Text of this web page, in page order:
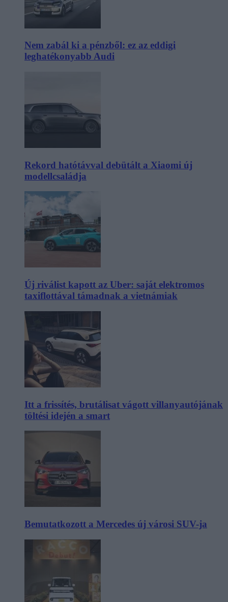
Nem zabál ki a pénzből: ez az eddigi
leghatékonyabb Audi
Rekord hatótávval debütált a Xiaomi új
modellcsaládja
Új riválist kapott az Uber: saját elektromos
taxiflottával támadnak a vietnámiak
Itt a frissítés, brutálisat vágott villanyautójának
töltési idején a smart
Bemutatkozott a Mercedes új városi SUV-ja